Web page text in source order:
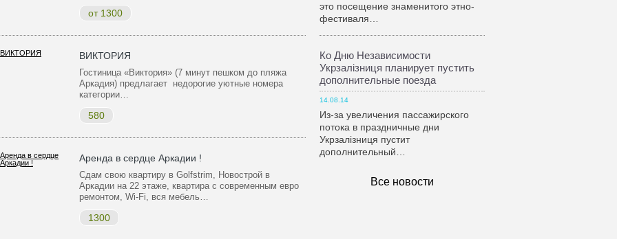
от 1300
ВИКТОРИЯ
Гостиница «Виктория» (7 минут пешком до пляжа
Аркадия) предлагает недорогие уютные номера
категории…
580
Аренда в сердце Аркадии !
Сдам свою квартиру в Golfstrim, Новострой в
Аркадии на 22 этаже, квартира с современным евро
ремонтом, Wi-Fi, вся мебель…
1300
это посещение знаменитого этно-
фестиваля…
Ко Дню Независимости
Укрзалiзниця планирует пустить
дополнительные поезда
14.08.14
Из-за увеличения пассажирского
потока в праздничные дни
Укрзалiзниця пустит
дополнительный…
Все новости